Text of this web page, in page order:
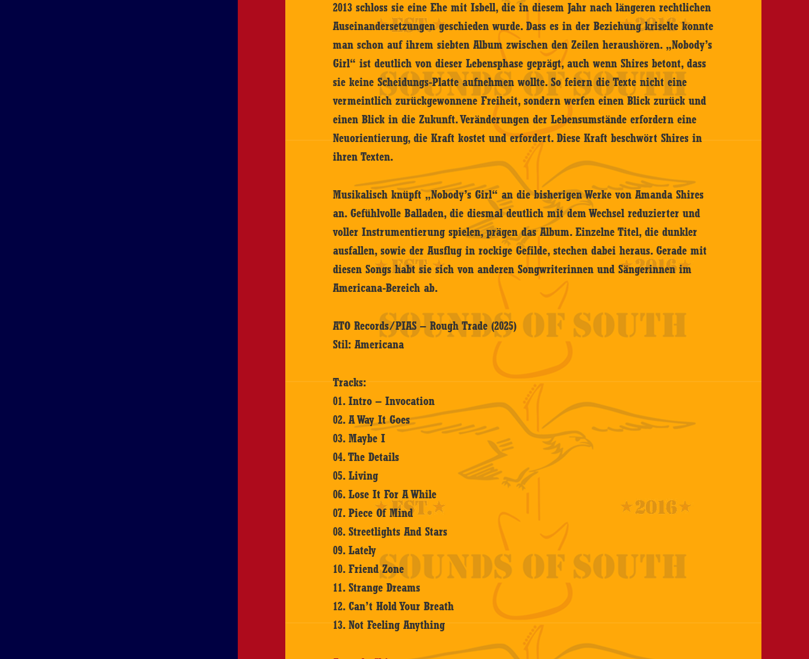
2013 schloss sie eine Ehe mit Isbell, die in diesem Jahr nach längeren rechtlichen
Auseinandersetzungen geschieden wurde. Dass es in der Beziehung kriselte konnte
man schon auf ihrem siebten Album zwischen den Zeilen heraushören. „Nobody’s
Girl“ ist deutlich von dieser Lebensphase geprägt, auch wenn Shires betont, dass
sie keine Scheidungs-Platte aufnehmen wollte. So feiern die Texte nicht eine
vermeintlich zurückgewonnene Freiheit, sondern werfen einen Blick zurück und
einen Blick in die Zukunft. Veränderungen der Lebensumstände erfordern eine
Neuorientierung, die Kraft kostet und erfordert. Diese Kraft beschwört Shires in
ihren Texten.
Musikalisch knüpft „Nobody’s Girl“ an die bisherigen Werke von Amanda Shires
an. Gefühlvolle Balladen, die diesmal deutlich mit dem Wechsel reduzierter und
voller Instrumentierung spielen, prägen das Album. Einzelne Titel, die dunkler
ausfallen, sowie der Ausflug in rockige Gefilde, stechen dabei heraus. Gerade mit
diesen Songs habt sie sich von anderen Songwriterinnen und Sängerinnen im
Americana-Bereich ab.
ATO Records/PIAS – Rough Trade (2025)
Stil: Americana
Tracks:
01. Intro – Invocation
02. A Way It Goes
03. Maybe I
04. The Details
05. Living
06. Lose It For A While
07. Piece Of Mind
08. Streetlights And Stars
09. Lately
10. Friend Zone
11. Strange Dreams
12. Can’t Hold Your Breath
13. Not Feeling Anything